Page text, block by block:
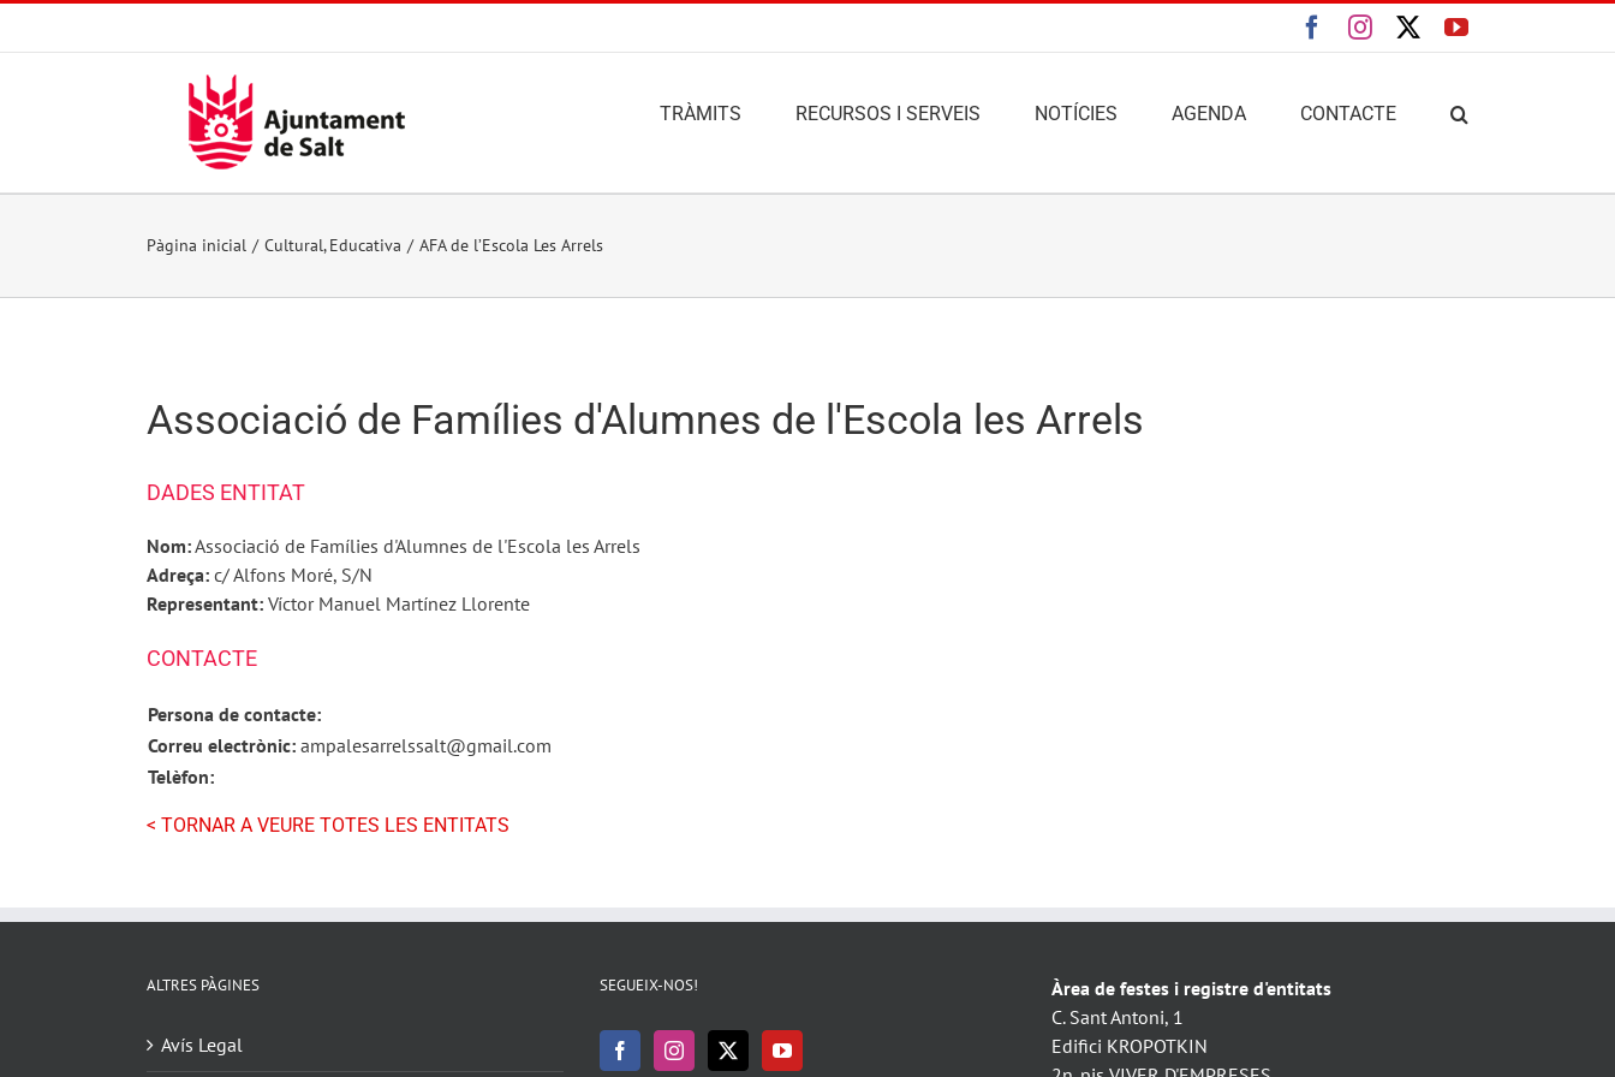
Facebook
InstagramYouTube
TRÀMITS RECURSOS I SERVEIS NOTÍCIES AGENDA CONTACTE
Pàgina inicial Cultural Educativa AFA de l’Escola Les Arrels
Associació de Famílies d'Alumnes de l'Escola les Arrels
DADES ENTITAT
Nom:Associació de Famílies d'Alumnes de l'Escola les Arrels
Adreça: c/ Alfons Moré, S/N
Representant: Víctor Manuel Martínez Llorente
CONTACTE
Persona de contacte:
Correu electrònic: ampalesarrelssalt@gmail.com
Telèfon:
< TORNAR A VEURE TOTES LES ENTITATS
ALTRES PÀGINES
Avís Legal
SEGUEIX-NOS!
Àrea de festes i registre d'entitats
C. Sant Antoni, 1
Edifici KROPOTKIN